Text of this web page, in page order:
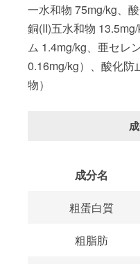
一水和物 75mg/kg、
銅(II)五水和物
ム 1.4mg/kg、亜セレ
0.16mg/kg）、酸化防
物）
成分名
粗蛋白質
粗脂肪